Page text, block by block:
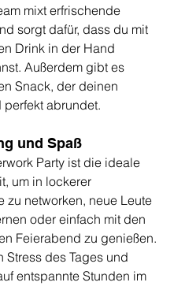
mixt erfrischende
sorgt dafür, dass du mit
Drink in der Hand
Außerdem gibt es
Snack, der deinen
perfekt abrundet.
und Spaß
Party ist die ideale
um in lockerer
zu networken, neue Leute
oder einfach mit den
Feierabend zu genießen.
Stress des Tages und
entspannte Stunden im